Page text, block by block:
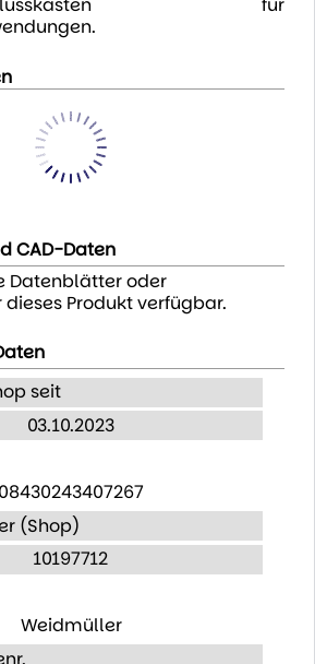
CAD-Daten
Datenblätter oder
Produkt verfügbar.
seit
03.10.2023
08430243407267
(Shop)
10197712
Weidmüller